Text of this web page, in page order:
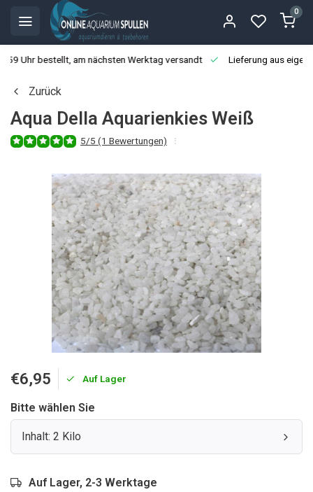
0
Uhr bestellt, am nächsten Werktag versandt Lieferung aus
Zurück
Aqua Della Aquarienkies Weiß
5/5 (1 Bewertungen)
€6,95 Auf Lager
Bitte wählen Sie
Inhalt: 2 Kilo
Auf Lager, 2-3 Werktage